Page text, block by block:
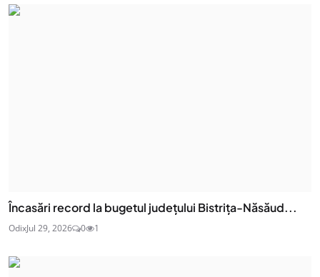
Încasări record la bugetul județului Bistrița-Năsăud...
OdixJul 29, 2026 0 1